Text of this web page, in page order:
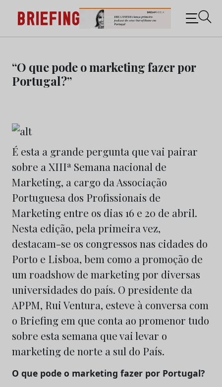
content
Briefing: Todas as notícias sobre os negócios do
Marketing e da Publicidade
“O que pode o marketing fazer por
Portugal?”
É esta a grande pergunta que vai pairar
sobre a XIIIª Semana nacional de
Marketing, a cargo da Associação
Portuguesa dos Profissionais de
Marketing entre os dias 16 e 20 de abril.
Nesta edição, pela primeira vez,
destacam-se os congressos nas cidades do
Porto e Lisboa, bem como a promoção de
um roadshow de marketing por diversas
universidades do país. O presidente da
APPM, Rui Ventura, esteve à conversa com
o Briefing em que conta ao promenor tudo
sobre esta semana que vai levar o
marketing de norte a sul do País.
O que pode o marketing fazer por Portugal?